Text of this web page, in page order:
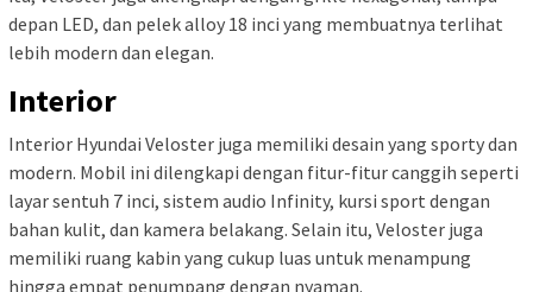
depan LED, dan pelek alloy 18 inci yang membuatnya terlihat
lebih modern dan elegan.
Interior
Interior Hyundai Veloster juga memiliki desain yang sporty dan
modern. Mobil ini dilengkapi dengan fitur-fitur canggih seperti
layar sentuh 7 inci, sistem audio Infinity, kursi sport dengan
bahan kulit, dan kamera belakang. Selain itu, Veloster juga
memiliki ruang kabin yang cukup luas untuk menampung
hingga empat penumpang dengan nyaman.